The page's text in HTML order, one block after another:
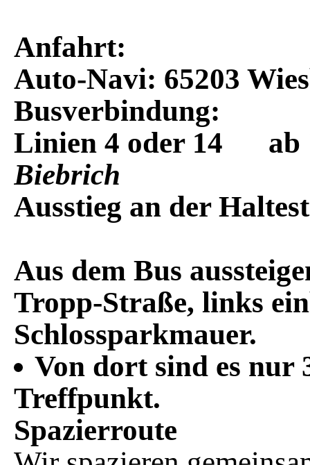
Anfahrt:
Auto-Navi: 65203
Busverbindung:
Linien 4 oder 14 ab
Biebrich
Ausstieg an der
Aus dem Bus
Tropp-Straße, links
Schlossparkmauer.
Von dort sind es
Treffpunkt.
Spazierroute